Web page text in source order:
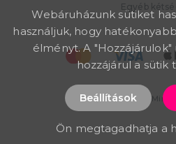
Egyéb
© 2026 PartyWorld.
Webáruházunk sütiket
használjuk, hogy
élményt. A
hozzájárul a sütik
Beállítások
Ön megtagadhatja a